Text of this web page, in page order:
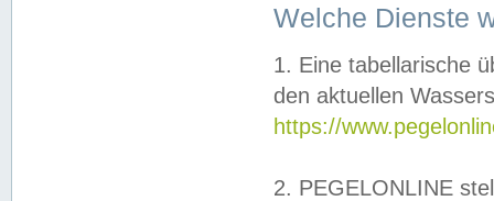
Welche Dienste
1. Eine tabellarische
den aktuellen
https://
2. PEGELONLINE